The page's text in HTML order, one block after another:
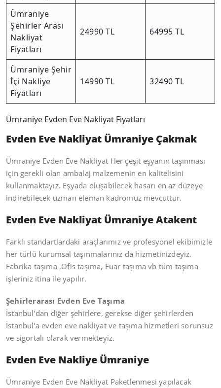
Ümraniye
Şehirler Arası
Nakliyat
Fiyatları
24990 TL 64995 TL
Ümraniye Şehir
İçi Nakliye
Fiyatları
14990 TL 32490 TL
Ümraniye Evden Eve Nakliyat Fiyatları
Evden Eve Nakliyat Ümraniye Çakmak
Ümraniye Evden Eve Nakliyat Her çeşit eşyanın taşınması
için gerekli olan ambalaj malzemenin en kalitelisini
kullanmaktayız. Eşyada oluşabilecek hasarı en az düzeye
indirebilecek uzman eleman kadromuz mevcuttur.
Evden Eve Nakliyat Ümraniye Atakent
Farklı standartlardaki araçlarımız ve profesyonel ekibimizle
her türlü kurumsal taşınmalarınız da hizmetinizdeyiz.
Fabrika taşıma ,Ofis taşıma, Fuar taşıma vb tüm taşıma
işleriniz itina ile yapılır.
Şehirlerarası Evden Eve Taşıma
İstanbul’dan diğer şehirlere, gerekse diğer şehirlerden
İstanbul’a evden eve nakliyat ve taşıma hizmetleri sorunsuz
ve sigortalı olarak vermekteyiz.
Evden Eve Nakliye Ümraniye
Ümraniye Evden Eve Nakliyat Paketlenmesi yapılacak